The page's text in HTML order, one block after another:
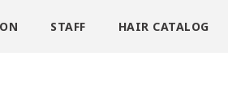
STAFF HAIR CATALOG